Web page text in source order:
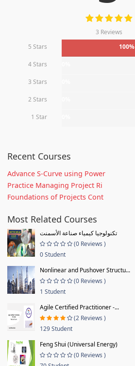
3 Reviews
5 Stars
100%
4 Stars
3 Stars
2 Stars
1 Star
Recent Courses
Advance S-Curve using Power
Practice Managing Project Ri
Foundations of Projects Cont
Most Related Courses
تكنولوجيا كيمياء صناعة الأسمنت
(0 Reviews )
0 Student
Nonlinear and Pushover Structu...
(0 Reviews )
1 Student
Agile Certified Practitioner -...
(2 Reviews )
129 Student
Feng Shui (Universal Energy)
(0 Reviews )